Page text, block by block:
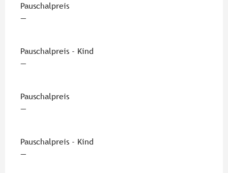
Pauschalpreis
—
Pauschalpreis - Kind
—
Pauschalpreis
—
Pauschalpreis - Kind
—